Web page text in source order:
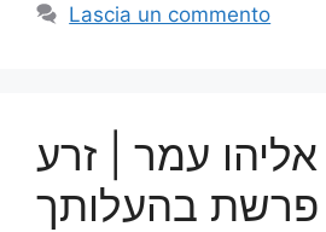
Lascia un commento
עמר | זרע
פרשת בהעלותך